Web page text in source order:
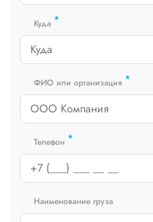
Куда *
ФИО или организация *
Телефон *
Наименование груза